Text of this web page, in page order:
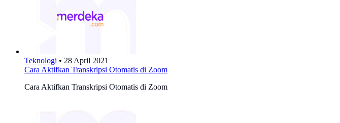
Teknologi • 28 April 2021
Cara Aktifkan Transkripsi Otomatis di Zoom
Cara Aktifkan Transkripsi Otomatis di Zoom